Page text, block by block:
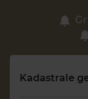
Zoek een
Kadastrale